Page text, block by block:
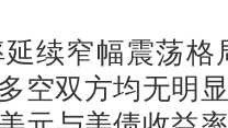
窄幅震荡格
空双方均无明